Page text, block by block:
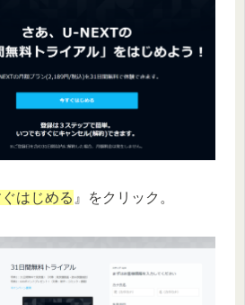
はじめる 』をクリック。